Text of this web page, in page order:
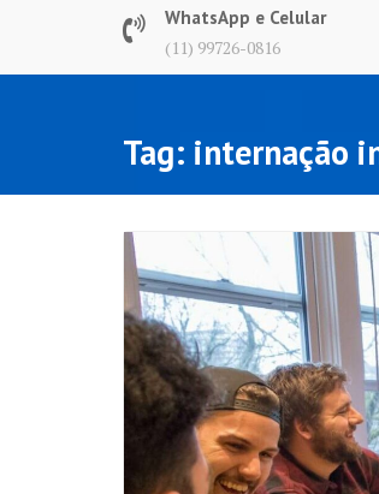
WhatsApp e Celular
(11) 99726-0816
Tag: internação